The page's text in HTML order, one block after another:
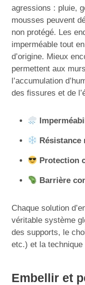
agressions : pluie,
mousses peuvent
non protégé. Les
imperméable tout
d’origine. Mieux
permettent aux
l’accumulation
des fissures et de
Résistance
Protection
Barrière
Chaque solution
véritable système
des supports, le
etc.) et la technique
Embellir et